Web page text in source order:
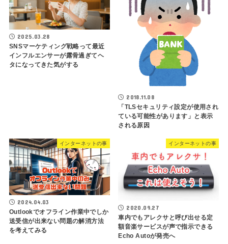
2025.03.28
SNSマーケティング戦略って最近
インフルエンサーが露骨過ぎてヘ
タになってきた気がする
2018.11.08
「TLSセキュリティ設定が使用され
ている可能性があります」と表示
される原因
インターネットの事
2024.04.03
Outlookでオフライン作業中でしか
送受信が出来ない問題の解消方法
を考えてみる
インターネットの事
2020.09.27
車内でもアレクサと呼び出せる定
額音楽サービスが声で指示できる
Echo Autoが発売へ